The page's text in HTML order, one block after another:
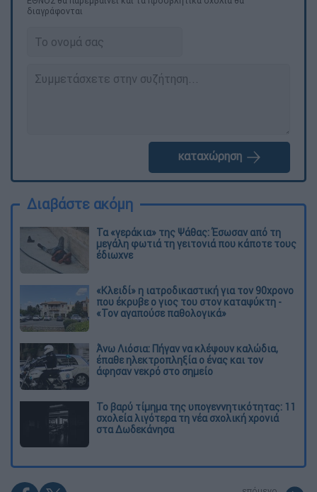
διαγράφονται
καταχώρηση
Διαβάστε ακόμη
Τα «γεράκια» της Ψάθας: Έσωσαν από τη
μεγάλη φωτιά τη γειτονιά που κάποτε τους
έδιωχνε
«Κλειδί» η ιατροδικαστική για τον 90χρονο
που έκρυβε ο γιος του στον καταψύκτη -
«Τον αγαπούσε παθολογικά»
Άνω Λιόσια: Πήγαν να κλέψουν καλώδια,
έπαθε ηλεκτροπληξία ο ένας και τον
άφησαν νεκρό στο σημείο
Το βαρύ τίμημα της υπογεννητικότητας: 11
σχολεία λιγότερα τη νέα σχολική χρονιά
στα Δωδεκάνησα